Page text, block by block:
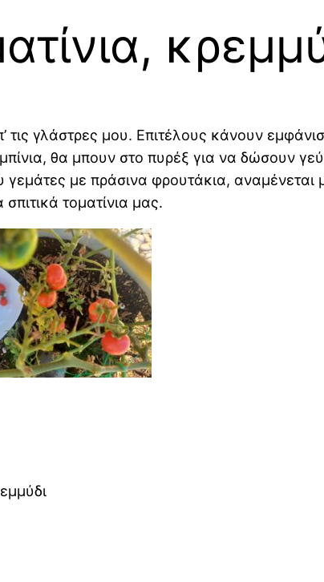
γλάστρες μου. Επιτέλους κάνουν
θα μπουν στο πυρέξ για να δώσουν
γεμάτες με πράσινα φρουτάκια,
τοματίνια μας.